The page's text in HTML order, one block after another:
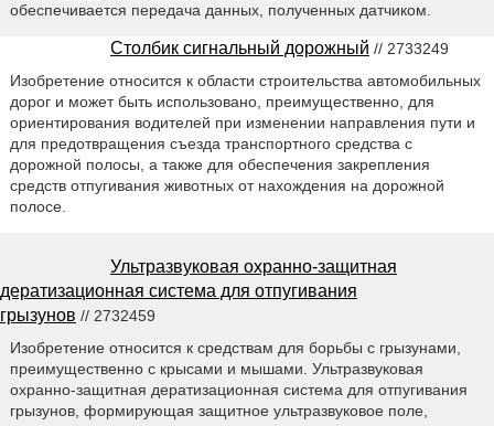
обеспечивается передача данных, полученных датчиком.
Столбик сигнальный дорожный // 2733249
Изобретение относится к области строительства автомобильных
дорог и может быть использовано, преимущественно, для
ориентирования водителей при изменении направления пути и
для предотвращения съезда транспортного средства с
дорожной полосы, а также для обеспечения закрепления
средств отпугивания животных от нахождения на дорожной
полосе.
Ультразвуковая охранно-защитная
дератизационная система для отпугивания
грызунов // 2732459
Изобретение относится к средствам для борьбы с грызунами,
преимущественно с крысами и мышами. Ультразвуковая
охранно-защитная дератизационная система для отпугивания
грызунов, формирующая защитное ультразвуковое поле,